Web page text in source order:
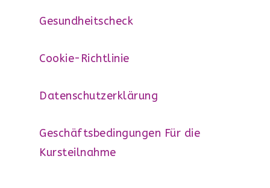
Gesundheitscheck
Cookie-Richtlinie
Datenschutzerklärung
Geschäftsbedingungen Für die
Kursteilnahme